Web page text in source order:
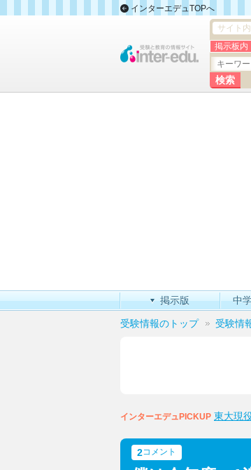
インターエデュTOPへ
サイト内
掲示板内
掲示版 中
受験情報のトップ 受験情
インターエデュPICKUP 東大現
2コメント